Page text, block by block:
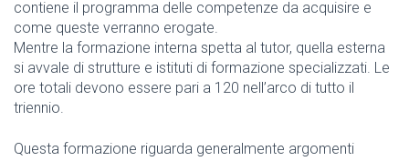
contiene il programma delle competenze da acquisire e
come queste verranno erogate.
Mentre la formazione interna spetta al tutor, quella esterna
si avvale di strutture e istituti di formazione specializzati. Le
ore totali devono essere pari a 120 nell’arco di tutto il
triennio.
Questa formazione riguarda generalmente argomenti